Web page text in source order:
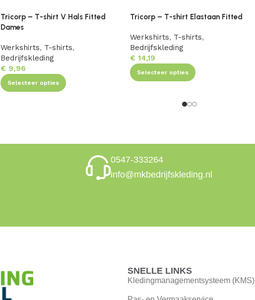
Tricorp – T-shirt V Hals Fitted
Dames
Werkshirts, T-shirts,
Bedrijfskleding
€9,96
Selecteer opties
Tricorp – T-shirt Elastaan Fitted
Werkshirts, T-shirts,
Bedrijfskleding
€14,19
Selecteer opties
0547-333264
info@mkbedrijfskleding.nl
SNELLE LINKS
Kledingmanagementsysteem (KMS)